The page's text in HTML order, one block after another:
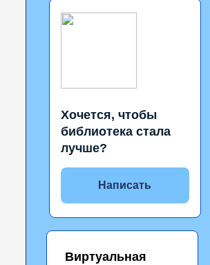
Хочется, чтобы
библиотека стала
лучше?
Написать
Виртуальная